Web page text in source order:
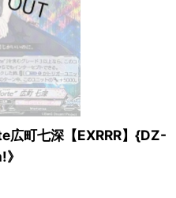
広町七深【EXRRR】{DZ-